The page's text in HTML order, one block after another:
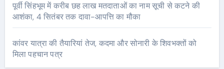
पूर्वी सिंहभूम में करीब छह लाख मतदाताओं का नाम सूची से कटने की
आशंका, 4 सितंबर तक दावा-आपत्ति का मौका
कांवर यात्रा की तैयारियां तेज, कदमा और सोनारी के शिवभक्तों को
मिला पहचान पत्र